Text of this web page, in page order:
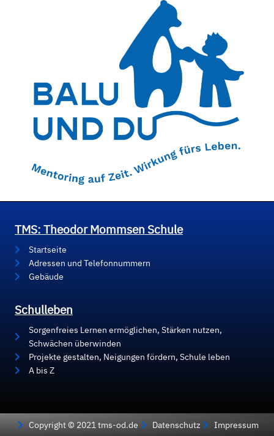
TMS: Theodor Mommsen Schule
Startseite
Adressen und Telefonnummern
Gebäude
Schulleben
Sorgenfreies Lernen ermöglichen, Stärken nutzen,
Schwächen überwinden
Projekte gestalten, Neigungen fördern, Schule leben
A bis Z
Copyright © 2021 tms-od.de Datenschutz Impressum